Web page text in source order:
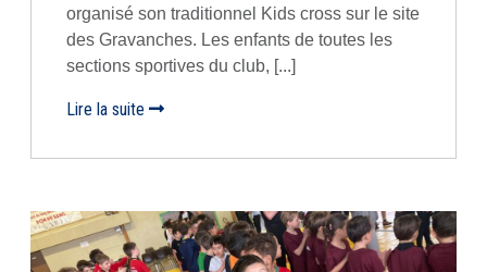
organisé son traditionnel Kids cross sur le site
des Gravanches. Les enfants de toutes les
sections sportives du club, [...]
Lire la suite